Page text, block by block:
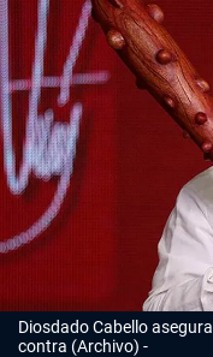
Diosdado Cabello
contra (Archivo)